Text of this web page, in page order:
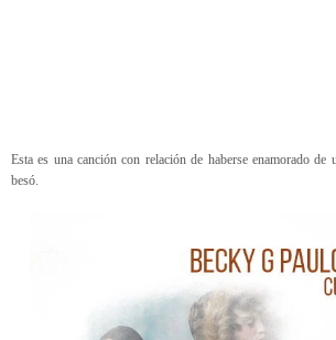
Esta es una canción con relación de haberse enamorado de
besó.